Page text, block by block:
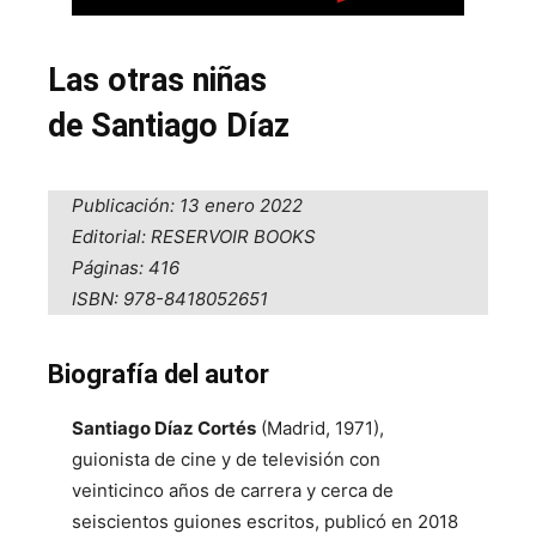
Las otras niñas
de Santiago Díaz
Publicación: 13 enero 2022
Editorial: RESERVOIR BOOKS
Páginas: 416
ISBN: 978-8418052651
Biografía del autor
Santiago Díaz Cortés (Madrid, 1971),
guionista de cine y de televisión con
veinticinco años de carrera y cerca de
seiscientos guiones escritos, publicó en 2018